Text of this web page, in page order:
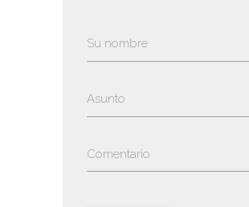
Su nombre
Asunto
Comentario